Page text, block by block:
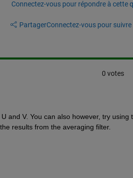
Connectez-vous pour répondre à cette
PartagerConnectez-vous pour suivre
0 votes
and V. You can also however, try using
results from the averaging filter.